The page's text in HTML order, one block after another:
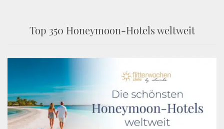
Top 350 Honeymoon-Hotels weltweit